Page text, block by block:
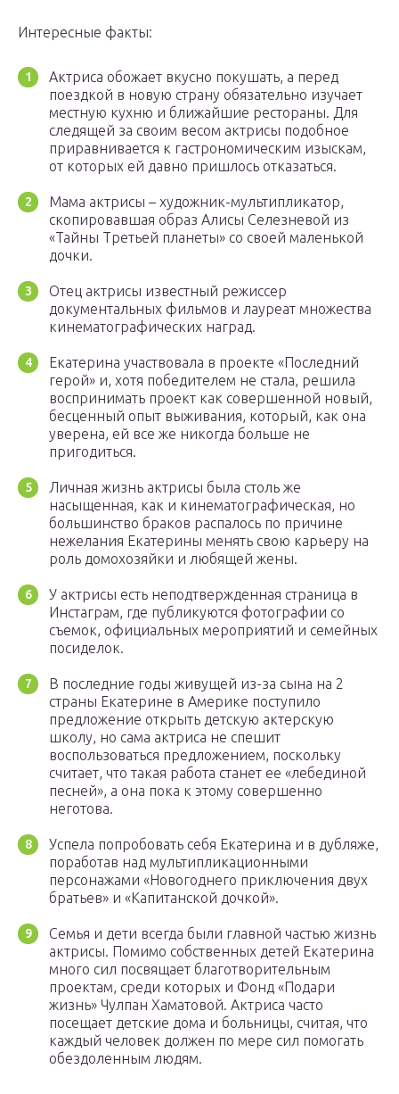
Интересные факты:
Актриса обожает вкусно покушать, а перед
поездкой в новую страну обязательно изучает
местную кухню и ближайшие рестораны. Для
следящей за своим весом актрисы подобное
приравнивается к гастрономическим изыскам,
от которых ей давно пришлось отказаться.
Мама актрисы – художник-мультипликатор,
скопировавшая образ Алисы Селезневой из
«Тайны Третьей планеты» со своей маленькой
дочки.
Отец актрисы известный режиссер
документальных фильмов и лауреат множества
кинематографических наград.
Екатерина участвовала в проекте «Последний
герой» и, хотя победителем не стала, решила
воспринимать проект как совершенной новый,
бесценный опыт выживания, который, как она
уверена, ей все же никогда больше не
пригодиться.
Личная жизнь актрисы была столь же
насыщенная, как и кинематографическая, но
большинство браков распалось по причине
нежелания Екатерины менять свою карьеру на
роль домохозяйки и любящей жены.
У актрисы есть неподтвержденная страница в
Инстаграм, где публикуются фотографии со
съемок, официальных мероприятий и семейных
посиделок.
В последние годы живущей из-за сына на 2
страны Екатерине в Америке поступило
предложение открыть детскую актерскую
школу, но сама актриса не спешит
воспользоваться предложением, поскольку
считает, что такая работа станет ее «лебединой
песней», а она пока к этому совершенно
неготова.
Успела попробовать себя Екатерина и в дубляже,
поработав над мультипликационными
персонажами «Новогоднего приключения двух
братьев» и «Капитанской дочкой».
Семья и дети всегда были главной частью жизнь
актрисы. Помимо собственных детей Екатерина
много сил посвящает благотворительным
проектам, среди которых и Фонд «Подари
жизнь» Чулпан Хаматовой. Актриса часто
посещает детские дома и больницы, считая, что
каждый человек должен по мере сил помогать
обездоленным людям.